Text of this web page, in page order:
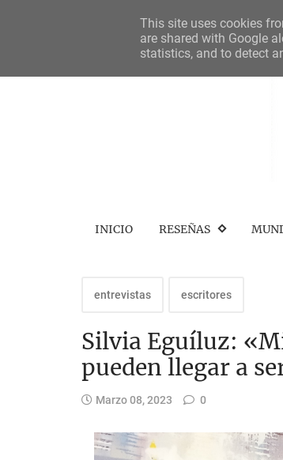
INICIO RESEÑAS
entrevistas escritores
Silvia Eguíluz:
pueden llegar a
Marzo 08, 2023 0
This site uses cookies
are shared with Google
statistics, and to detect